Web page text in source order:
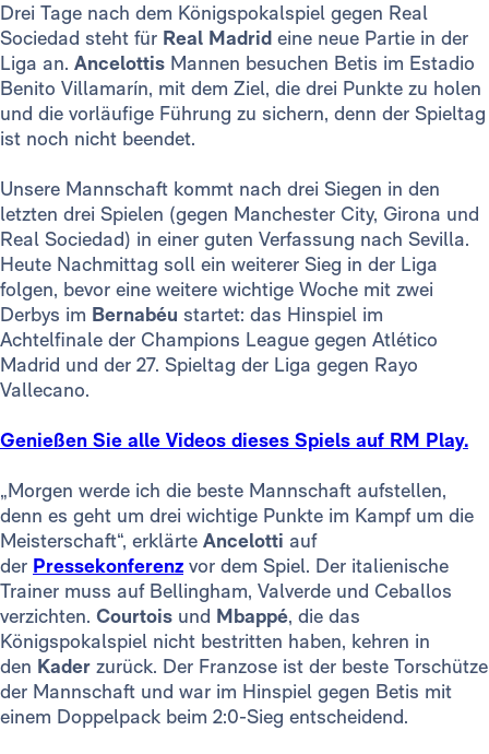
Drei Tage nach dem Königspokalspiel gegen Real
Sociedad steht für Real Madrid eine neue Partie in der
Liga an. Ancelottis Mannen besuchen Betis im Estadio
Benito Villamarín, mit dem Ziel, die drei Punkte zu holen
und die vorläufige Führung zu sichern, denn der Spieltag
ist noch nicht beendet.
Unsere Mannschaft kommt nach drei Siegen in den
letzten drei Spielen (gegen Manchester City, Girona und
Real Sociedad) in einer guten Verfassung nach Sevilla.
Heute Nachmittag soll ein weiterer Sieg in der Liga
folgen, bevor eine weitere wichtige Woche mit zwei
Derbys im Bernabéu startet: das Hinspiel im
Achtelfinale der Champions League gegen Atlético
Madrid und der 27. Spieltag der Liga gegen Rayo
Vallecano.
Genießen Sie alle Videos dieses Spiels auf RM Play.
„Morgen werde ich die beste Mannschaft aufstellen,
denn es geht um drei wichtige Punkte im Kampf um die
Meisterschaft“, erklärte Ancelotti auf
der Pressekonferenz vor dem Spiel. Der italienische
Trainer muss auf Bellingham, Valverde und Ceballos
verzichten. Courtois und Mbappé, die das
Königspokalspiel nicht bestritten haben, kehren in
den Kader zurück. Der Franzose ist der beste Torschütze
der Mannschaft und war im Hinspiel gegen Betis mit
einem Doppelpack beim 2:0-Sieg entscheidend.